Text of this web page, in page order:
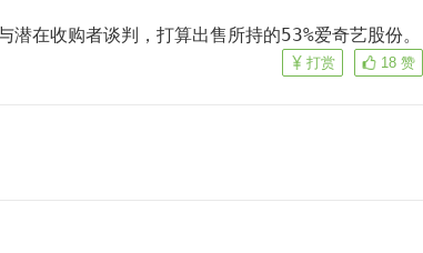
在收购者谈判，打算出售所持的53%爱奇艺股份。
18 赞
打赏